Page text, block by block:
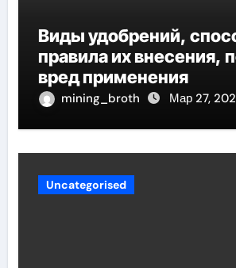
Виды удобрений,
правила их внесения,
вред применения
mining_broth Мар 27,
Uncategorised